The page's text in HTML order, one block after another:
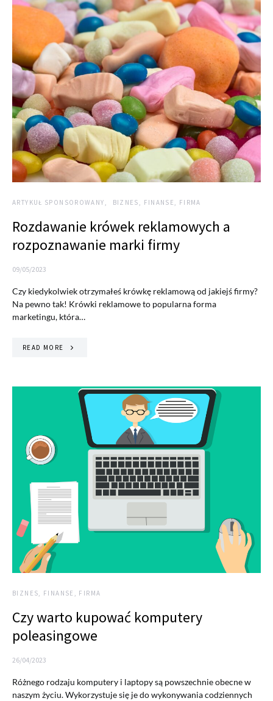
ARTYKUŁ SPONSOROWANY BIZNES, FINANSE, FIRMA
Rozdawanie krówek reklamowych a
rozpoznawanie marki firmy
09/05/2023
Czy kiedykolwiek otrzymałeś krówkę reklamową od jakiejś firmy?
Na pewno tak! Krówki reklamowe to popularna forma
marketingu, która…
READ MORE
BIZNES, FINANSE, FIRMA
Czy warto kupować komputery
poleasingowe
26/04/2023
Różnego rodzaju komputery i laptopy są powszechnie obecne w
naszym życiu. Wykorzystuje się je do wykonywania codziennych